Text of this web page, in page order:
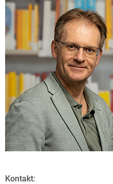
Kontakt: